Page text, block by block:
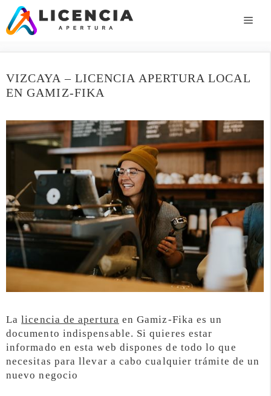
Saltar
contenido
VIZCAYA – LICENCIA APERTURA LOCAL
EN GAMIZ-FIKA
Lalicencia de apertura en Gamiz-Fika es un
documento indispensable. Si quieres estar
informado en esta web dispones de todo lo que
necesitas para llevar a cabo cualquier trámite de un
nuevo negocio